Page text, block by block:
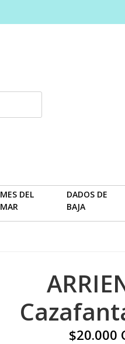
MES DEL
MAR
DADOS DE
BAJA
$20.000